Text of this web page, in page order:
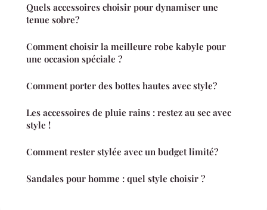
Quels accessoires choisir pour dynamiser une
tenue sobre?
Comment choisir la meilleure robe kabyle pour
une occasion spéciale ?
Comment porter des bottes hautes avec style?
Les accessoires de pluie rains : restez au sec avec
style !
Comment rester stylée avec un budget limité?
Sandales pour homme : quel style choisir ?